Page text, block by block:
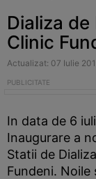
Dializa
Clinic
Actualizat: 07 Iulie
In data de 6
Inaugurare a
Statii de
Fundeni.